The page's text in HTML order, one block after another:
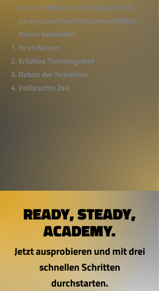
jedem erfolgreich erfüllten Kurs ein
personalisiertes Teilnahmezertifikat.
Dieses beinhaltet:
Ihren Namen
Erfülltes Themengebiet
Datum der Teilnahme
Vollbrachte Zeit
READY, STEADY,
ACADEMY.
Jetzt ausprobieren und mit drei
schnellen Schritten
durchstarten.